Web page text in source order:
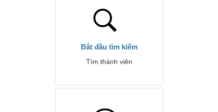
Bắt đầu tìm kiếm
Tìm thành viên